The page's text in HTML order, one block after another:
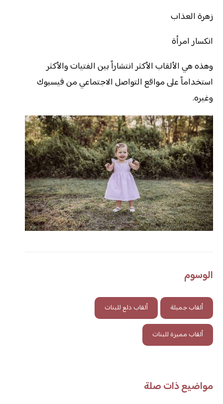
زهرة العذاب
انكسار امرأة
وهذه هي الألقاب الأكثر انتشاراً بين الفتيات والأكثر
استخداماً على مواقع التواصل الاجتماعي من فيسبوك
وغيره.
الوسوم
ألقاب جميلة ألقاب دلع للبنات
ألقاب مميزة للبنات
مواضيع ذات صلة